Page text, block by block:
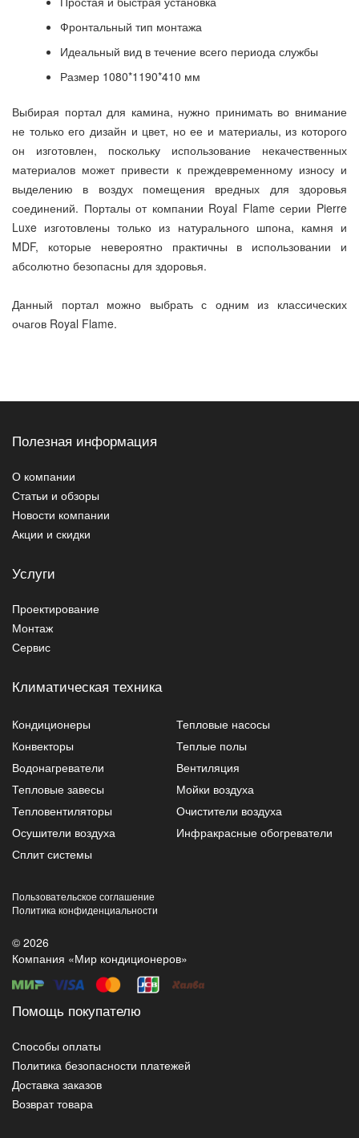
Фронтальный тип монтажа
Идеальный вид в течение всего периода службы
Размер 1080*1190*410 мм
Выбирая портал для камина, нужно принимать во внимание
не только его дизайн и цвет, но ее и материалы, из которого
он изготовлен, поскольку использование некачественных
материалов может привести к преждевременному износу и
выделению в воздух помещения вредных для здоровья
соединений. Порталы от компании Royal Flame серии Pierre
Luxe изготовлены только из натурального шпона, камня и
MDF, которые невероятно практичны в использовании и
абсолютно безопасны для здоровья.
Данный портал можно выбрать с одним из классических
очагов Royal Flame.
Полезная информация
О компании
Статьи и обзоры
Новости компании
Акции и скидки
Услуги
Проектирование
Монтаж
Сервис
Климатическая техника
Кондиционеры
Тепловые насосы
Конвекторы
Теплые полы
Водонагреватели
Вентиляция
Тепловые завесы
Мойки воздуха
Тепловентиляторы
Очистители воздуха
Осушители воздуха
Инфракрасные обогреватели
Сплит системы
Пользовательское соглашение
Политика конфиденциальности
© 2026
Компания «Мир кондиционеров»
Помощь покупателю
Способы оплаты
Политика безопасности платежей
Доставка заказов
Возврат товара